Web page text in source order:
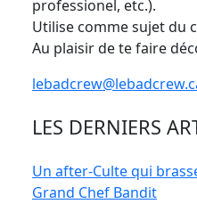
professionel, etc.).
Utilise comme sujet du
Au plaisir de te faire
LES DERNIERS
Un after-Culte qui
Grand Chef Bandit